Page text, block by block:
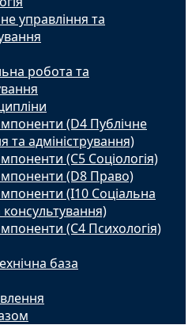
управління та
робота та
(D4 Публічне
та адміністрування)
(С5 Соціологія)
(D8 Право)
(I10 Соціальна
(С4 Психологія)
база